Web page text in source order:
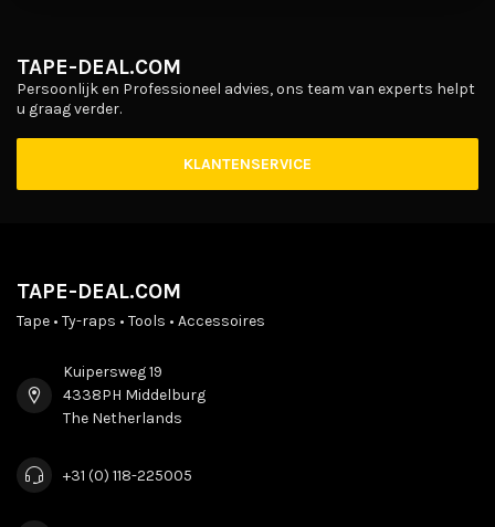
TAPE-DEAL.COM
Persoonlijk en Professioneel advies, ons team van experts helpt
u graag verder.
KLANTENSERVICE
TAPE-DEAL.COM
Tape • Ty-raps • Tools • Accessoires
Kuipersweg 19
4338PH Middelburg
The Netherlands
+31 (0) 118-225005